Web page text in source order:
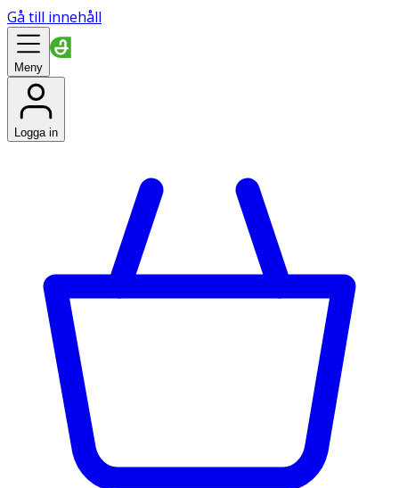
Gå till innehåll
Meny
Logga in